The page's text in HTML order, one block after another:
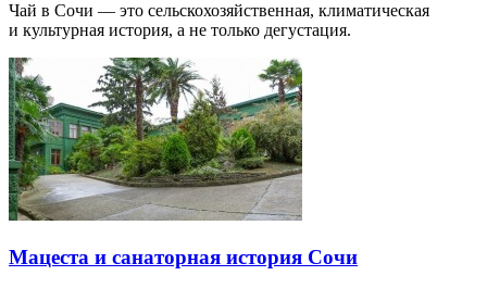
Чай в Сочи — это сельскохозяйственная, климатическая
и культурная история, а не только дегустация.
Мацеста и санаторная история Сочи